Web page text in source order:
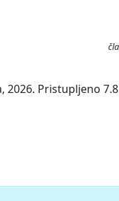
Pristupljeno